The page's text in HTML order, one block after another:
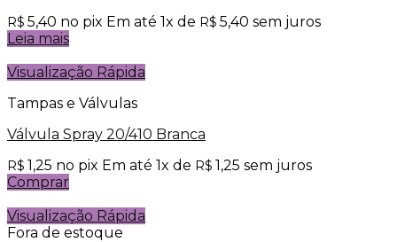
R$ 5,40 no pix Em até 1x de R$ 5,40 sem juros
Leia mais
Visualização Rápida
Tampas e Válvulas
Válvula Spray 20/410 Branca
R$ 1,25 no pix Em até 1x de R$ 1,25 sem juros
Comprar
Visualização Rápida
Fora de estoque